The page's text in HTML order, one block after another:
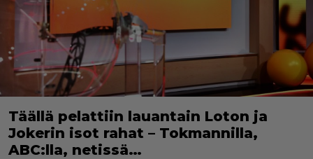
Täällä pelattiin lauantain Loton ja
Jokerin isot rahat – Tokmannilla,
ABC:lla, netissä…